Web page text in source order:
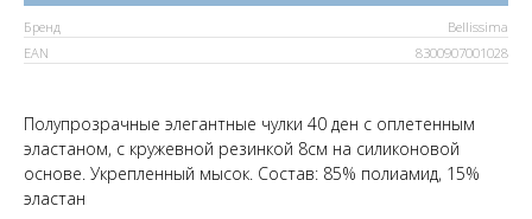
Бренд
Bellissima
EAN
8300907001028
Полупрозрачные элегантные чулки 40 ден с оплетенным
эластаном, с кружевной резинкой 8см на силиконовой
основе. Укрепленный мысок. Состав: 85% полиамид, 15%
эластан